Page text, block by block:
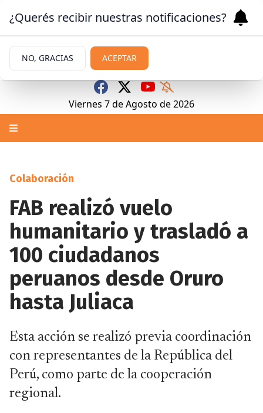
Viernes 7deAgosto de 2026
Colaboración
FAB realizó vuelo
humanitario y trasladó a
100 ciudadanos
peruanos desde Oruro
hasta Juliaca
Esta acción se realizó previa coordinación
con representantes de la República del
Perú, como parte de la cooperación
regional.
¿Querés recibir nuestras notificaciones?
NO, GRACIAS ACEPTAR